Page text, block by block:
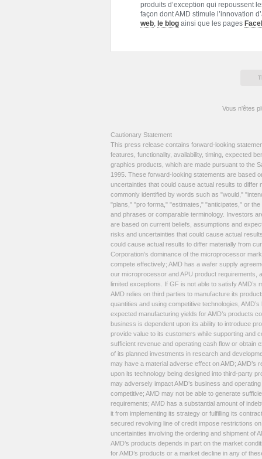
produits d’exception qui repoussent
façon dont AMD stimule l’innovation
web, le blog ainsi que les pages
Vous n'êtes
Cautionary Statement
This press release contains forward-looking
features, functionality, availability, timing, expected
graphics products, which are made pursuant to the
1995. These forward-looking statements are based
uncertainties that could cause actual results to
commonly identified by words such as "would,"
"plans," "pro forma," "estimates," "anticipates," or
and phrases or comparable terminology. Investors
are based on current beliefs, assumptions and
risks and uncertainties that could cause actual
could cause actual results to differ materially from
Corporation’s dominance of the microprocessor
compete effectively; AMD has a wafer supply
our microprocessor and APU product requirements,
limited exceptions. If GF is not able to satisfy
AMD relies on third parties to manufacture its
quantities and using competitive technologies,
expected manufacturing yields for AMD’s products
business is dependent upon its ability to introduce
provide value to its customers while supporting and
sufficient revenue and operating cash flow or obtain
of its planned investments in research and
may have a material adverse effect on AMD;
upon its technology being designed into third-party
may adversely impact AMD’s business and
competitive; AMD may not be able to generate
requirements; AMD has a substantial amount of
it from implementing its strategy or fulfilling its
secured revolving line of credit impose restrictions
uncertainties involving the ordering and shipment of
AMD’s products depends in part on the market
for AMD’s products or a market decline in any of